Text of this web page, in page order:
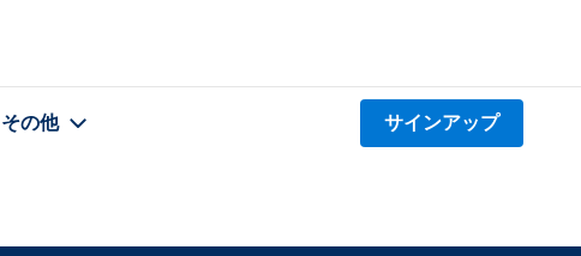
その他 サインアップ